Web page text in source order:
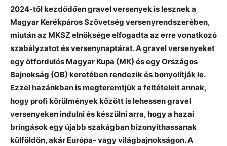
2024-től kezdődően gravel versenyek is lesznek a
Magyar Kerékpáros Szövetség versenyrendszerében,
miután az MKSZ elnöksége elfogadta az erre vonatkozó
szabályzatot és versenynaptárat. A gravel versenyeket
egy ötfordulós Magyar Kupa (MK) és egy Országos
Bajnokság (OB) keretében rendezik és bonyolítják le.
Ezzel hazánkban is megteremtjük a feltételeit annak,
hogy profi körülmények között is lehessen gravel
versenyeken indulni és készülni arra, hogy a hazai
bringások egy újabb szakágban bizonyíthassanak
külföldön, akár Európa- vagy világbajnokságon. A